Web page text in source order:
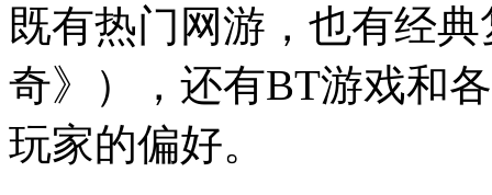
既有热门网游，也有经
奇》），还有BT游戏和
玩家的偏好。